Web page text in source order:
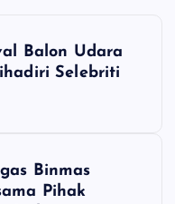
Balon Udara
Selebriti
Binmas
Pihak